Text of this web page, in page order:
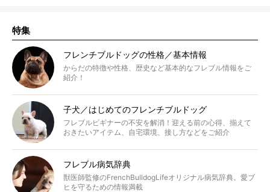
特集
フレンチブルドッグの性格／基本情報
からだの特徴や性格、歴史など基本的なフレブル情報をご
紹介！
子犬／はじめてのフレンチブルドッグ
フレブルビギナーの不安を解消！迎える前の心得、揃えて
おきたいアイテム、自宅環境、接し方などをご紹介
フレブル病気辞典
獣医師監修のFrenchBulldogLifeオリジナル病気辞典。愛ブ
ヒを守るための情報満載